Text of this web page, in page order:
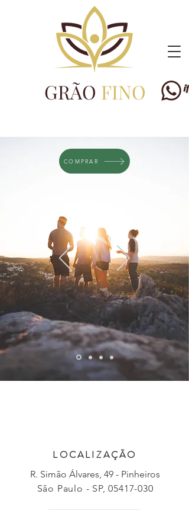
GRÃO FINO
COMPRAR
LOCALIZAÇÃO
R. Simão Álvares, 49 - Pinheiros
São Paulo - SP, 05417-030